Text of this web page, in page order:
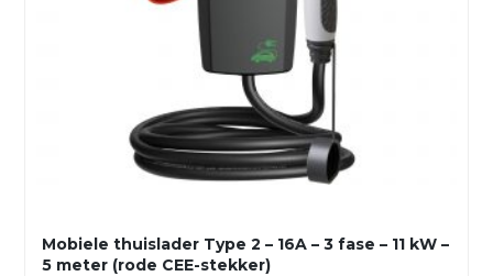
Mobiele thuislader Type 2 – 16A – 3 fase – 11 kW –
5 meter (rode CEE-stekker)